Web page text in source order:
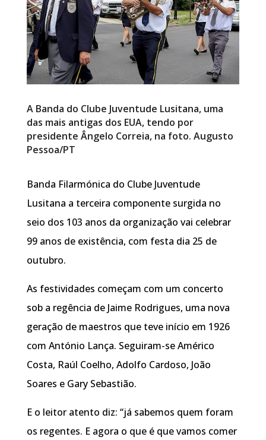
A Banda do Clube Juventude Lusitana, uma
das mais antigas dos EUA, tendo por
presidente Ângelo Correia, na foto. Augusto
Pessoa/PT
Banda Filarmónica do Clube Juventude
Lusitana a terceira componente surgida no
seio dos 103 anos da organização vai celebrar
99 anos de existência, com festa dia 25 de
outubro.
As festividades começam com um concerto
sob a regência de Jaime Rodrigues, uma nova
geração de maestros que teve início em 1926
com António Lança. Seguiram-se Américo
Costa, Raúl Coelho, Adolfo Cardoso, João
Soares e Gary Sebastião.
E o leitor atento diz: “já sabemos quem foram
os regentes. E agora o que é que vamos comer